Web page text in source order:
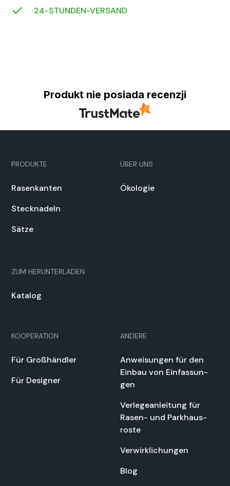
24-STUN­DEN-VER­SAND
Produkt nie posiada recenzji
PRODUKTE
Rasenkan­ten
Steck­nadeln
Sätze
ÜBER UNS
Ökolo­gie
ZUM HERUN­TER­LADEN
Kat­a­log
KOOPERATION
Für Großhändler
Für Design­er
ANDERE
Anweisun­gen für den
Ein­bau von Ein­fas­sun­
gen
Ver­legean­leitung für
Rasen- und Parkhaus­
roste
Ver­wirk­lichun­gen
Blog